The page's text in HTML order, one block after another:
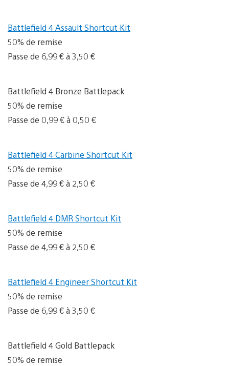
Battlefield 4 Assault Shortcut Kit
50% de remise
Passe de 6,99 € à 3,50 €
Battlefield 4 Bronze Battlepack
50% de remise
Passe de 0,99 € à 0,50 €
Battlefield 4 Carbine Shortcut Kit
50% de remise
Passe de 4,99 € à 2,50 €
Battlefield 4 DMR Shortcut Kit
50% de remise
Passe de 4,99 € à 2,50 €
Battlefield 4 Engineer Shortcut Kit
50% de remise
Passe de 6,99 € à 3,50 €
Battlefield 4 Gold Battlepack
50% de remise